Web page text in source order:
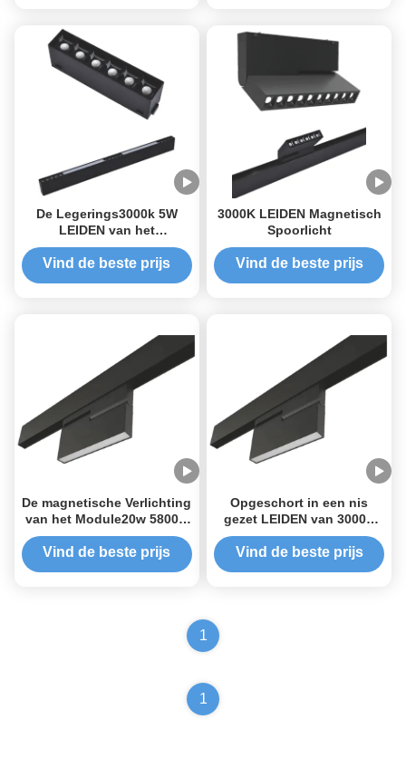
De Legerings3000k 5W
LEIDEN van het
plafondaluminium
Magnetisch Spoorlicht
Vind de beste prijs
3000K LEIDEN Magnetisch
Spoorlicht
Vind de beste prijs
De magnetische Verlichting
van het Module20w 5800K
Luchtspoor
Vind de beste prijs
Opgeschort in een nis
gezet LEIDEN van 3000K
20W DC24V Magnetisch
Spoorlicht
Vind de beste prijs
1
1